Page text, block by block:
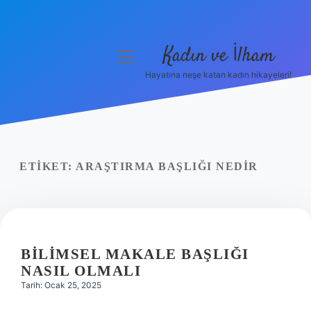
Yasal Uyarı
menüyü
Kadın ve İlham
Hayatına neşe katan kadın hikayeleri!
ETIKET: ARAŞTIRMA BAŞLIĞI NEDIR
BILIMSEL MAKALE BAŞLIĞI
NASIL OLMALI
Tarih: Ocak 25, 2025